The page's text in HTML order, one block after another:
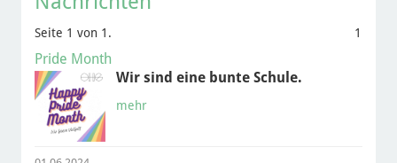
Seite 1 von 1. 1
Pride Month
Wir sind eine bunte Schule.
mehr